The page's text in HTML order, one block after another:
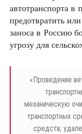
автотранспорта в
предотвратить
заноса в Россию
угрозу для
« Проведение
механическую
транспортных
средств;